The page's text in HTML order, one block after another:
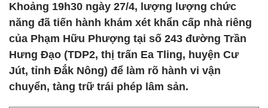
Khoảng 19h30 ngày 27/4, lượng lượng chức
năng đã tiến hành khám xét khẩn cấp nhà riêng
của Phạm Hữu Phượng tại số 243 đường Trần
Hưng Đạo (TDP2, thị trấn Ea Tling, huyện Cư
Jút, tỉnh Đắk Nông) để làm rõ hành vi vận
chuyển, tàng trữ trái phép lâm sản.